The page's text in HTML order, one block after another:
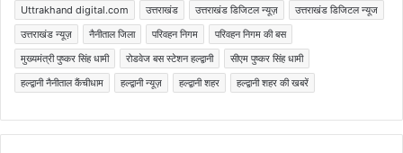
Uttrakhand digital.com
उत्तराखंड उत्तराखंड डिजिटल न्यूज़
उत्तराखंड डिजिटल न्यूज
उत्तराखंड न्यूज़
नैनीताल जिला परिवहन निगम
परिवहन निगम की बस
मुख्यमंत्री पुष्कर सिंह धामी
रोडवेज बस स्टेशन हल्द्वानी
सीएम पुष्कर सिंह धामी
हल्द्वानी नैनीताल कैंचीधाम
हल्द्वानी न्यूज़ हल्द्वानी शहर हल्द्वानी शहर की खबरें